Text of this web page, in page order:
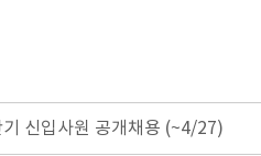
신입사원 공개채용 (~4/27)